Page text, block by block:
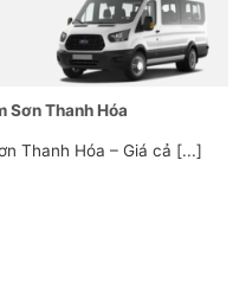
Sơn Thanh Hóa
Thanh Hóa – Giá cả [...]